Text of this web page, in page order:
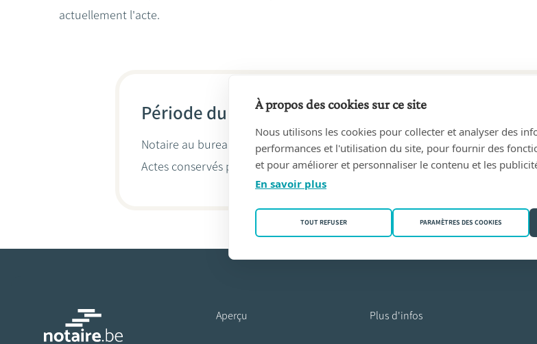
actuellement l'acte.
Période du 03/01/2024 au aujourd'hui
Notaire au bureau Notarisvennootschap Iris Buijsrogge(8750 Wingene)
Actes conservés par
Iris Buijsrogge
Aperçu Plus d'infos
À propos des cookies sur ce site
Nous utilisons les cookies pour collecter et analyser des
performances et l'utilisation du site, pour fournir des
et pour améliorer et personnaliser le contenu et les
En savoir plus
TOUT REFUSER PARAMÈTRES DES COOKIES